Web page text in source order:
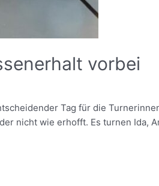
vorbei
Tag für die
nicht wie erhofft. Es turnen Ida,